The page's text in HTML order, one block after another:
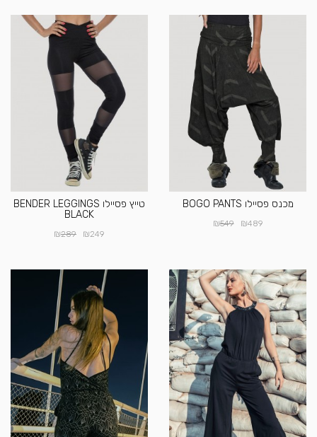
מכנס פסיילו BOGO PANTS
₪489
₪549
טייץ פסיילו BENDER LEGGINGS
BLACK
₪249
₪289